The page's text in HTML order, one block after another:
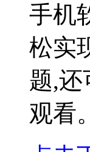
手机
松实
题,
观看